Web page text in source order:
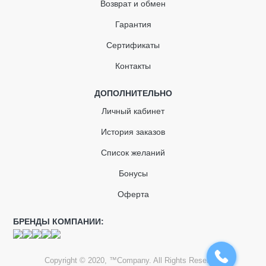
Возврат и обмен
Гарантия
Сертификаты
Контакты
ДОПОЛНИТЕЛЬНО
Личный кабинет
История заказов
Список желаний
Бонусы
Оферта
БРЕНДЫ КОМПАНИИ:
Copyright © 2020, ™Company. All Rights Reserved